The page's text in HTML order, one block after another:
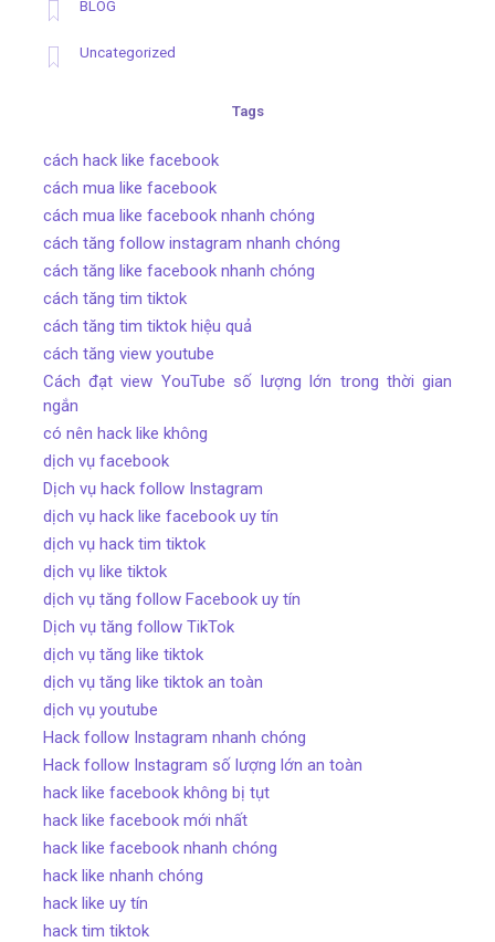
BLOG
Uncategorized
Tags
cách hack like facebook
cách mua like facebook
cách mua like facebook nhanh chóng
cách tăng follow instagram nhanh chóng
cách tăng like facebook nhanh chóng
cách tăng tim tiktok
cách tăng tim tiktok hiệu quả
cách tăng view youtube
Cách đạt view YouTube số lượng lớn trong thời gian
ngắn
có nên hack like không
dịch vụ facebook
Dịch vụ hack follow Instagram
dịch vụ hack like facebook uy tín
dịch vụ hack tim tiktok
dịch vụ like tiktok
dịch vụ tăng follow Facebook uy tín
Dịch vụ tăng follow TikTok
dịch vụ tăng like tiktok
dịch vụ tăng like tiktok an toàn
dịch vụ youtube
Hack follow Instagram nhanh chóng
Hack follow Instagram số lượng lớn an toàn
hack like facebook không bị tụt
hack like facebook mới nhất
hack like facebook nhanh chóng
hack like nhanh chóng
hack like uy tín
hack tim tiktok